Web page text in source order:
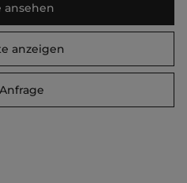
ansehen
anzeigen
Anfrage